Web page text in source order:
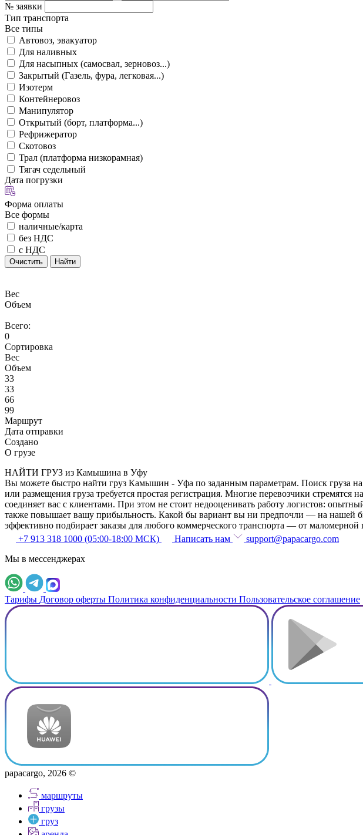
№ заявки
Тип транспорта
Все типы
Автовоз, эвакуатор
Для наливных
Для насыпных (самосвал, зерновоз...)
Закрытый (Газель, фура, легковая...)
Изотерм
Контейнеровоз
Манипулятор
Открытый (борт, платформа...)
Рефрижератор
Скотовоз
Трал (платформа низкорамная)
Тягач седельный
Дата погрузки
Форма оплаты
Все формы
наличные/карта
без НДС
с НДС
Очистить Найти
Вес
Объем
Всего:
0
Сортировка
Вес
Объем
33
33
66
99
Маршрут
Дата отправки
Создано
О грузе
НАЙТИ ГРУЗ из Камышина в Уфу
Вы можете быстро найти груз Камышин - Уфа по заданным параметрам. Поиск груза на
или размещения груза требуется простая регистрация. Многие перевозчики
соединяет вас с клиентами. При этом не стоит недооценивать работу логистов:
также повышает вашу прибыльность. Какой бы вариант вы ни предпочли — на нашей
эффективно подбирает заказы для любого коммерческого транспорта — от
+7 913 318 1000 (05:00-18:00 МСК)
Написать нам
support@papacargo.com
Мы в мессенджерах
Тарифы Договор оферты Политика конфиденциальности Пользовательское соглашение
papacargo, 2026 ©
маршруты
грузы
груз